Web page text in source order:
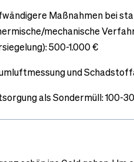
Maßnahmen bei
mechanische
500-1.000 €
und
als Sondermüll: 100-